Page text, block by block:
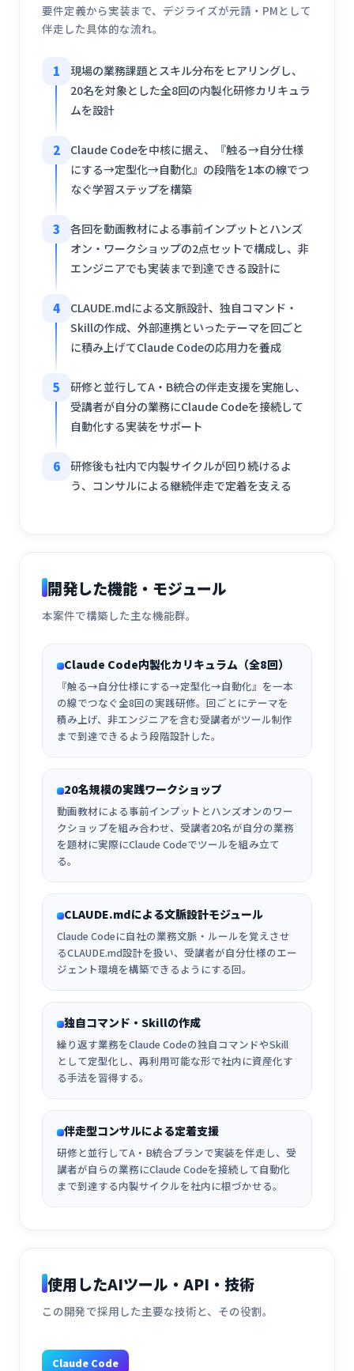
要件定義から実装まで、デジライズが元請・PMとして
伴走した具体的な流れ。
1
現場の業務課題とスキル分布をヒアリングし、
20名を対象とした全8回の内製化研修カリキュラ
ムを設計
2
Claude Codeを中核に据え、『触る→自分仕様
にする→定型化→自動化』の段階を1本の線でつ
なぐ学習ステップを構築
3
各回を動画教材による事前インプットとハンズ
オン・ワークショップの2点セットで構成し、非
エンジニアでも実装まで到達できる設計に
4
CLAUDE.mdによる文脈設計、独自コマンド・
Skillの作成、外部連携といったテーマを回ごと
に積み上げてClaude Codeの応用力を養成
5
研修と並行してA・B統合の伴走支援を実施し、
受講者が自分の業務にClaude Codeを接続して
自動化する実装をサポート
6
研修後も社内で内製サイクルが回り続けるよ
う、コンサルによる継続伴走で定着を支える
開発した機能・モジュール
本案件で構築した主な機能群。
Claude Code内製化カリキュラム（全8回）
『触る→自分仕様にする→定型化→自動化』を一本
の線でつなぐ全8回の実践研修。回ごとにテーマを
積み上げ、非エンジニアを含む受講者がツール制作
まで到達できるよう段階設計した。
20名規模の実践ワークショップ
動画教材による事前インプットとハンズオンのワー
クショップを組み合わせ、受講者20名が自分の業務
を題材に実際にClaude Codeでツールを組み立て
る。
CLAUDE.mdによる文脈設計モジュール
Claude Codeに自社の業務文脈・ルールを覚えさせ
るCLAUDE.md設計を扱い、受講者が自分仕様のエー
ジェント環境を構築できるようにする回。
独自コマンド・Skillの作成
繰り返す業務をClaude Codeの独自コマンドやSkill
として定型化し、再利用可能な形で社内に資産化す
る手法を習得する。
伴走型コンサルによる定着支援
研修と並行してA・B統合プランで実装を伴走し、受
講者が自らの業務にClaude Codeを接続して自動化
まで到達する内製サイクルを社内に根づかせる。
使用したAIツール・API・技術
この開発で採用した主要な技術と、その役割。
Claude Code